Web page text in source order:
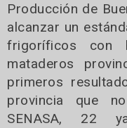
Producción de
alcanzar un
frigoríficos con
mataderos
primeros
provincia que
SENASA, 22